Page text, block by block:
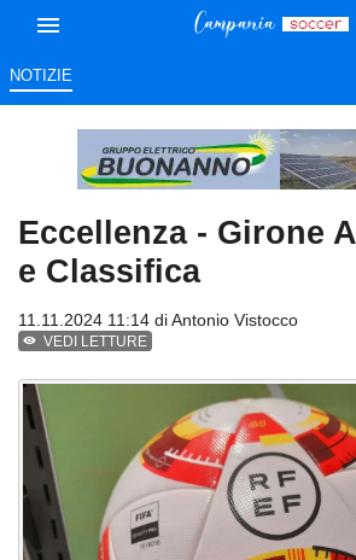
NOTIZIE
Eccellenza - Girone
e Classifica
11.11.2024 11:14 diAntonio Vistocco
VEDI LETTURE